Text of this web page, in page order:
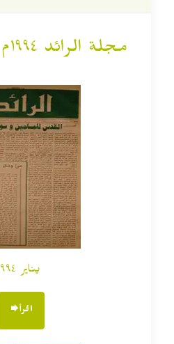
مجلة الرائد ١٩٩٤م
يناير ١٩٩٤
اقرأ